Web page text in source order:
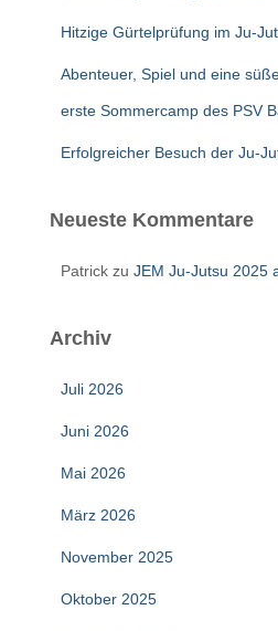
Hitzige Gürtelprüfung im Ju-
Abenteuer, Spiel und eine
erste Sommercamp des PSV
Erfolgreicher Besuch der Ju-
Neueste Kommentare
Patrick zu JEM Ju-Jutsu 2025
Archiv
Juli 2026
Juni 2026
Mai 2026
März 2026
November 2025
Oktober 2025